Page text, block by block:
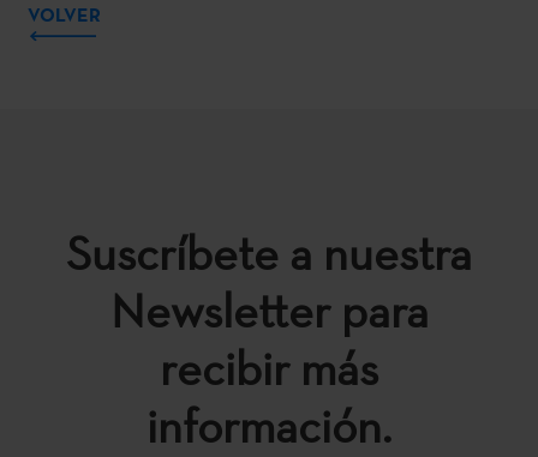
VOLVER
Suscríbete a nuestra
Newsletter para
recibir más
información.